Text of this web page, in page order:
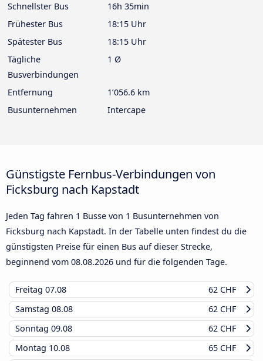
Schnellster Bus
16h 35min
Frühester Bus
18:15 Uhr
Spätester Bus
18:15 Uhr
Tägliche
Busverbindungen
1 Ø
Entfernung
1’056.6 km
Busunternehmen
Intercape
Günstigste Fernbus-Verbindungen von
Ficksburg nach Kapstadt
Jeden Tag fahren 1 Busse von 1 Busunternehmen von
Ficksburg nach Kapstadt. In der Tabelle unten findest du die
günstigsten Preise für einen Bus auf dieser Strecke,
beginnend vom 08.08.2026 und für die folgenden Tage.
Freitag 07.08
62 CHF
Samstag 08.08
62 CHF
Sonntag 09.08
62 CHF
Montag 10.08
65 CHF